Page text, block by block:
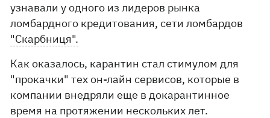
узнавали у одного из лидеров рынка
ломбардного кредитования, сети ломбардов
"Скарбниця".
Как оказалось, карантин стал стимулом для
"прокачки" тех он-лайн сервисов, которые в
компании внедряли еще в докарантинное
время на протяжении нескольких лет.